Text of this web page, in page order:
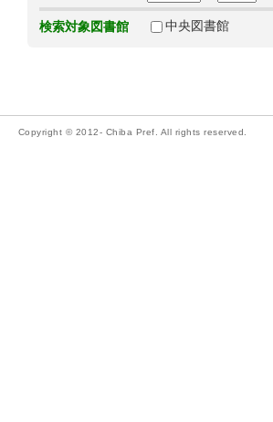
検索対象図書館 中央図書館
Copyright © 2012- Chiba Pref. All rights reserved.